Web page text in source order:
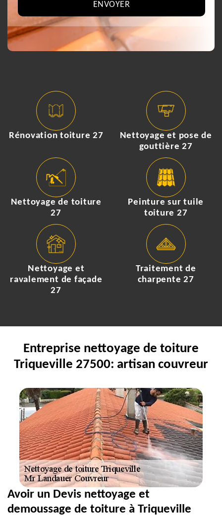
Rénovation toiture 27
Nettoyage et pose de
gouttière 27
Nettoyage de toiture
27
Peinture sur tuile
toiture 27
Nettoyage et
ravalement de façade
27
Traitement de
charpente 27
Entreprise nettoyage de toiture
Triqueville 27500: artisan couvreur
Avoir un Devis nettoyage et
demoussage de toiture à Triqueville